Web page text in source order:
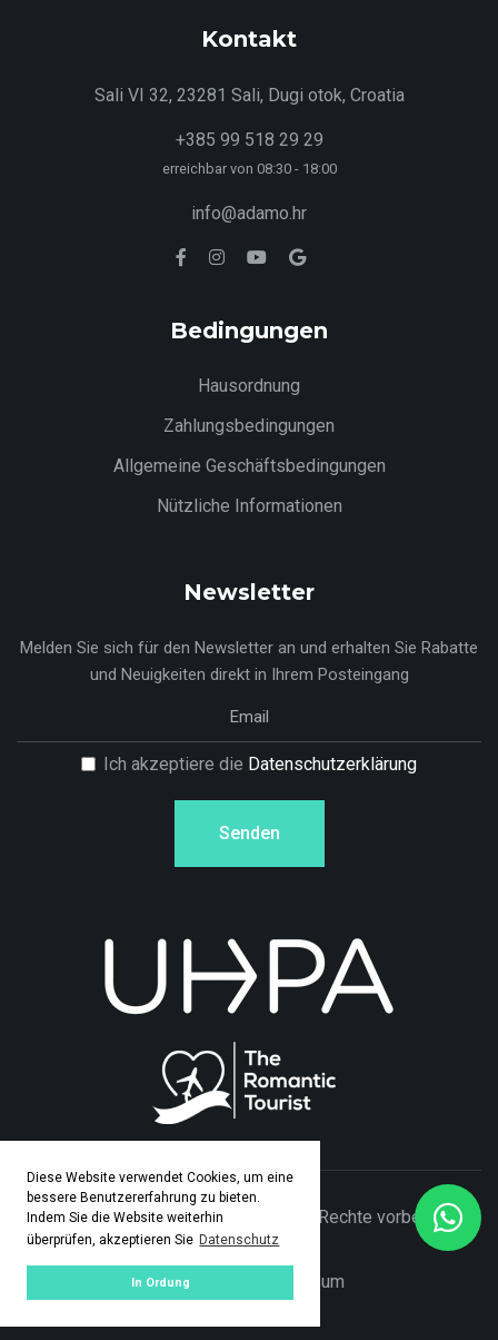
Diese Website verwendet Cookies, um eine
bessere Benutzererfahrung zu bieten.
Indem Sie die Website weiterhin
überprüfen, akzeptieren Sie Datenschutz
In Ordung
Kontakt
Sali VI 32, 23281 Sali, Dugi otok, Croatia
+385 99 518 29 29
erreichbar von 08:30 - 18:00
info@adamo.hr
Bedingungen
Hausordnung
Zahlungsbedingungen
Allgemeine Geschäftsbedingungen
Nützliche Informationen
Newsletter
Melden Sie sich für den Newsletter an und erhalten Sie Rabatte
und Neuigkeiten direkt in Ihrem Posteingang
Ich akzeptiere die Datenschutzerklärung
Senden
© Copyright 2026 Adamo Travel. Alle Rechte vorbehalten.
Made byASPEKT
Datenschutz
Impresum